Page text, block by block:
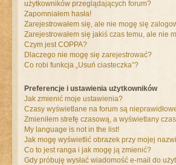
użytkowników przeglądających forum?
Zapomniałem hasła!
Zarejestrowałem się, ale nie mogę się
Zarejestrowałem się jakiś czas temu, ale nie
Czym jest COPPA?
Dlaczego nie mogę się zarejestrować?
Co robi funkcja „Usuń ciasteczka”?
Preferencje i ustawienia użytkowników
Jak zmienić moje ustawienia?
Czasy wyświetlane na forum są
Zmieniłem strefę czasową, a wyświetlany
My language is not in the list!
Jak mogę wyświetlić obrazek przy mojej
Co to jest ranga i jak mogę ją zmienić?
Gdy próbuję wysłać wiadomość e-mail do